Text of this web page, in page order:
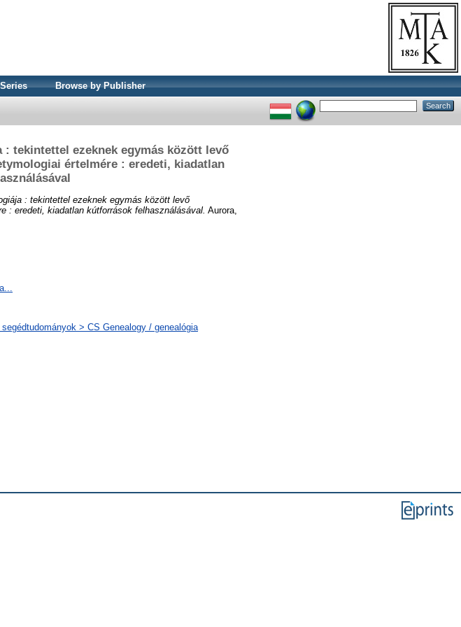
Browse by Publisher
tekintettel ezeknek egymás között levő
értelmére : eredeti, kiadatlan
: tekintettel ezeknek egymás között levő
: eredeti, kiadatlan kútforrások felhasználásával. Aurora,
> CS Genealogy / genealógia